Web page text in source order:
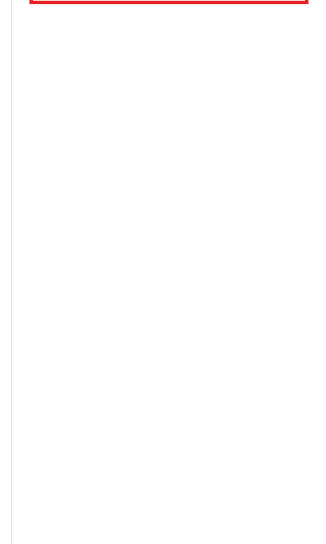
मुकुंद चिलवंत यांनी स्वीकारला अहिल्यानगर जिल्हा